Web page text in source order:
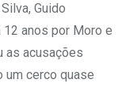
Guido
12 anos por Moro e
as acusações
um cerco quase